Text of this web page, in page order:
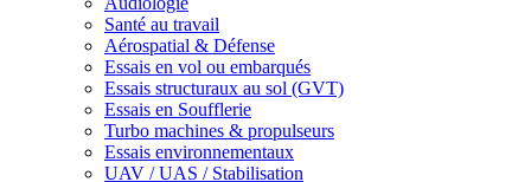
Santé au travail
Aérospatial & Défense
Essais en vol ou embarqués
Essais structuraux au sol (GVT)
Essais en Soufflerie
Turbo machines & propulseurs
Essais environnementaux
UAV / UAS / Stabilisation